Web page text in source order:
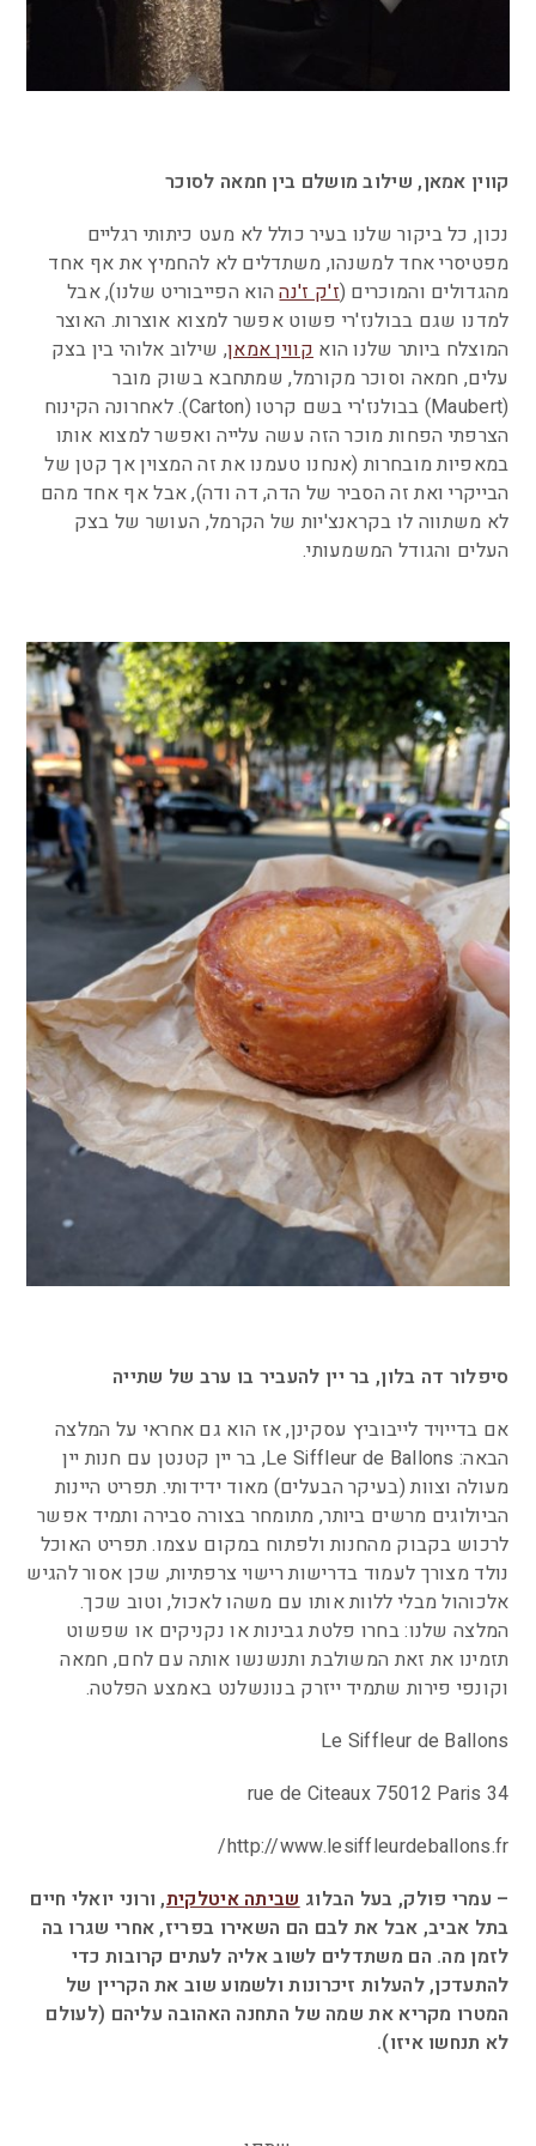
קווין אמאן, שילוב מושלם בין חמאה לסוכר
נכון, כל ביקור שלנו בעיר כולל לא מעט כיתותי רגליים
מפטיסרי אחד למשנהו, משתדלים לא להחמיץ את אף אחד
מהגדולים והמוכרים (ז'ק ז'נההוא הפייבוריט שלנו), אבל
למדנו שגם בבולנז'רי פשוט אפשר למצוא אוצרות. האוצר
המוצלח ביותר שלנו הואקווין אמאן, שילוב אלוהי בין בצק
עלים, חמאה וסוכר מקורמל, שמתחבא בשוק מובר
(Maubert) בבולנז'רי בשם קרטו (Carton). לאחרונה הקינוח
הצרפתי הפחות מוכר הזה עשה עלייה ואפשר למצוא אותו
במאפיות מובחרות (אנחנו טעמנו את זה המצוין אך קטן של
הבייקרי ואת זה הסביר של הדה, דה ודה), אבל אף אחד מהם
לא משתווה לו בקראנצ'יות של הקרמל, העושר של בצק
העלים והגודל המשמעותי.
סיפלור דה בלון, בר יין להעביר בו ערב של שתייה
אם בדייויד לייבוביץ עסקינן, אז הוא גם אחראי על המלצה
הבאה: Le Siffleur de Ballons, בר יין קטנטן עם חנות יין
מעולה וצוות (בעיקר הבעלים) מאוד ידידותי. תפריט היינות
הביולוגים מרשים ביותר, מתומחר בצורה סבירה ותמיד אפשר
לרכוש בקבוק מהחנות ולפתוח במקום עצמו. תפריט האוכל
נולד מצורך לעמוד בדרישות רישוי צרפתיות, שכן אסור להגיש
אלכוהול מבלי ללוות אותו עם משהו לאכול, וטוב שכך.
המלצה שלנו: בחרו פלטת גבינות או נקניקים או שפשוט
תזמינו את זאת המשולבת ותנשנשו אותה עם לחם, חמאה
וקונפי פירות שתמיד ייזרק בנונשלנט באמצע הפלטה.
Le Siffleur de Ballons
34 rue de Citeaux 75012 Paris
http://www.lesiffleurdeballons.fr/
– עמרי פולק, בעל הבלוג שביתה איטלקית, ורוני יואלי חיים
בתל אביב, אבל את לבם הם השאירו בפריז, אחרי שגרו בה
לזמן מה. הם משתדלים לשוב אליה לעתים קרובות כדי
להתעדכן, להעלות זיכרונות ולשמוע שוב את הקריין של
המטרו מקריא את שמה של התחנה האהובה עליהם (לעולם
לא תנחשו איזו).